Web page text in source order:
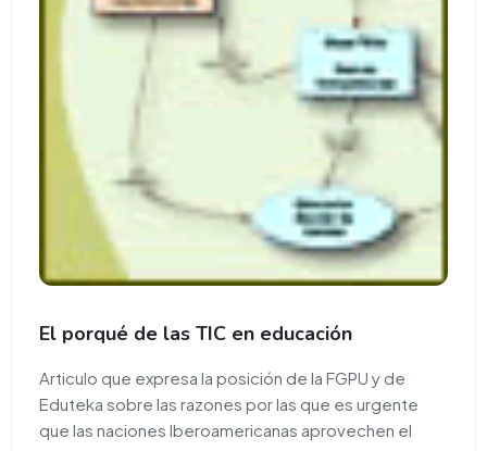
El porqué de las TIC en educación
Articulo que expresa la posición de la FGPU y de
Eduteka sobre las razones por las que es urgente
que las naciones Iberoamericanas aprovechen el